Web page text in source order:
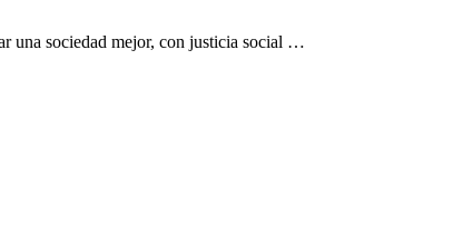
una sociedad mejor, con justicia social …